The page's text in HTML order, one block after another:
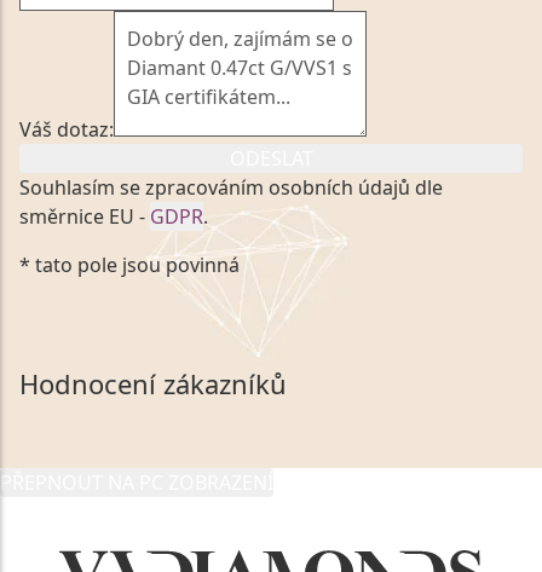
Váš dotaz:
Souhlasím se zpracováním osobních údajů dle
směrnice EU - GDPR.
Kliknutím na výše uvedený odkaz, v souladu se
zákonem č. 101/2000 Sb. v platném znění výslovně
souhlasím se zpracováním a uchováním veškerých
mých osobních údajů, které poskytuji prostřednictvím
společnosti VVDiamonds s.r.o., IČO: 05892481. Tyto
údaje poskytuji společnosti VVDiamonds s.r.o., IČO:
* tato pole jsou povinná
Hodnocení zákazníků